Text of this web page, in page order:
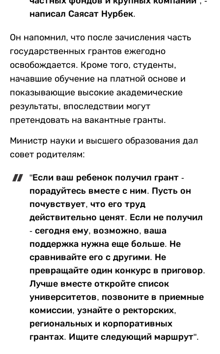
написал Саясат Нурбек.
Он напомнил, что после зачисления часть
государственных грантов ежегодно
освобождается. Кроме того, студенты,
начавшие обучение на платной основе и
показывающие высокие академические
результаты, впоследствии могут
претендовать на вакантные гранты.
Министр науки и высшего образования дал
совет родителям:
"Если ваш ребенок получил грант -
порадуйтесь вместе с ним. Пусть он
почувствует, что его труд
действительно ценят. Если не получил
- сегодня ему, возможно, ваша
поддержка нужна еще больше. Не
сравнивайте его с другими. Не
превращайте один конкурс в приговор.
Лучше вместе откройте список
университетов, позвоните в приемные
комиссии, узнайте о ректорских,
региональных и корпоративных
грантах. Ищите следующий маршрут".